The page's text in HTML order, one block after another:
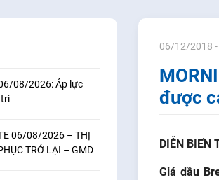
08/2026: Áp lực
06/08/2026 – THỊ
TRỞ LẠI – GMD
06/12/2018 -
được
DIỄN BIẾN
Giá dầu